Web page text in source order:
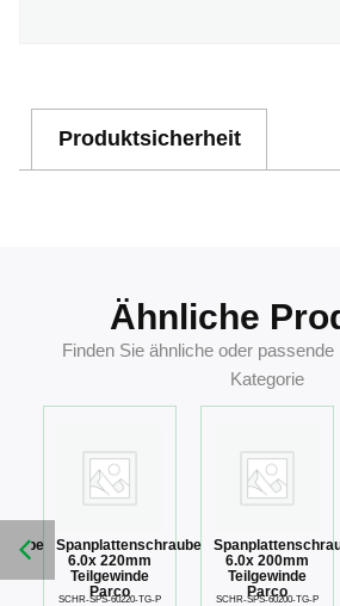
Produktsicherheit
Ähnliche
Finden Sie ähnliche oder
Kategorie
Spanplattenschraube
6.0x 220mm
Teilgewinde
Parco
SCHR-SPS-60220-TG-P
6.0x 200mm
Teilgewinde
Parco
SCHR-SPS-60200-TG-P